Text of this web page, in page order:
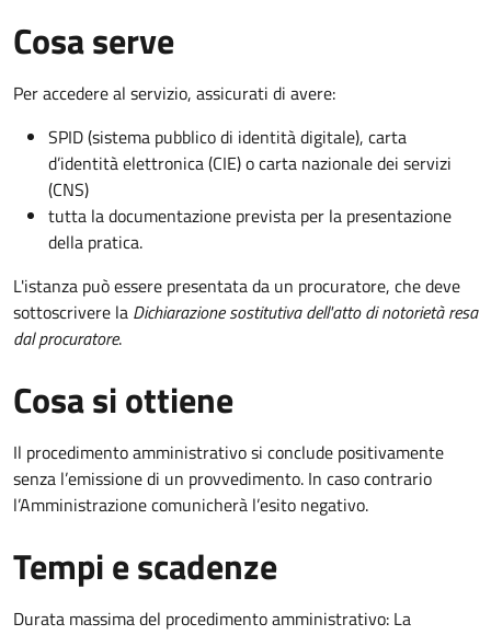
Cosa serve
Per accedere al servizio, assicurati di avere:
SPID (sistema pubblico di identità digitale), carta
d’identità elettronica (CIE) o carta nazionale dei servizi
(CNS)
tutta la documentazione prevista per la presentazione
della pratica.
L'istanza può essere presentata da un procuratore, che deve
sottoscrivere la Dichiarazione sostitutiva dell'atto di notorietà resa
dal procuratore.
Cosa si ottiene
Il procedimento amministrativo si conclude positivamente
senza l’emissione di un provvedimento. In caso contrario
l’Amministrazione comunicherà l’esito negativo.
Tempi e scadenze
Durata massima del procedimento amministrativo: La